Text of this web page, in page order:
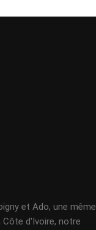
et Ado, une même
Côte d'Ivoire, notre